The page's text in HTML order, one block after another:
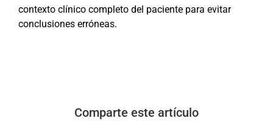
contexto clínico completo del paciente para evitar
conclusiones erróneas.
Comparte este artículo